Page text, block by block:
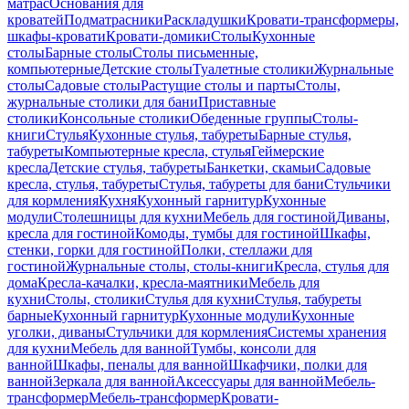
матрасОснования для
кроватейПодматрасникиРаскладушкиКровати-трансформеры,
шкафы-кроватиКровати-домикиСтолыКухонные
столыБарные столыСтолы письменные,
компьютерныеДетские столыТуалетные столикиЖурнальные
столыСадовые столыРастущие столы и партыСтолы,
журнальные столики для баниПриставные
столикиКонсольные столикиОбеденные группыСтолы-
книгиСтульяКухонные стулья, табуретыБарные стулья,
табуретыКомпьютерные кресла, стульяГеймерские
креслаДетские стулья, табуретыБанкетки, скамьиСадовые
кресла, стулья, табуретыСтулья, табуреты для баниСтульчики
для кормленияКухняКухонный гарнитурКухонные
модулиСтолешницы для кухниМебель для гостинойДиваны,
кресла для гостинойКомоды, тумбы для гостинойШкафы,
стенки, горки для гостинойПолки, стеллажи для
гостинойЖурнальные столы, столы-книгиКресла, стулья для
домаКресла-качалки, кресла-маятникиМебель для
кухниСтолы, столикиСтулья для кухниСтулья, табуреты
барныеКухонный гарнитурКухонные модулиКухонные
уголки, диваныСтульчики для кормленияСистемы хранения
для кухниМебель для ваннойТумбы, консоли для
ваннойШкафы, пеналы для ваннойШкафчики, полки для
ваннойЗеркала для ваннойАксессуары для ваннойМебель-
трансформерМебель-трансформерКровати-